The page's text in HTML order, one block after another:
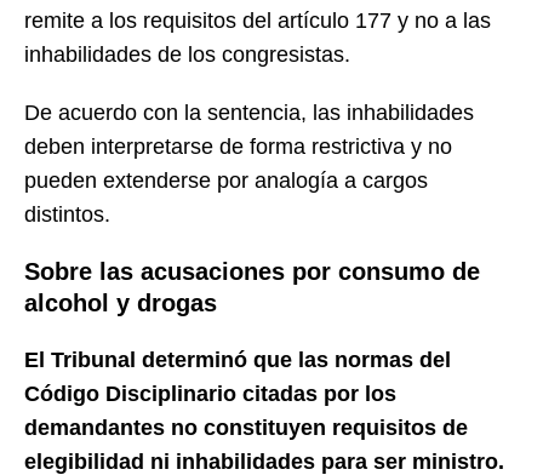
remite a los requisitos del artículo 177 y no a las
inhabilidades de los congresistas.
De acuerdo con la sentencia, las inhabilidades
deben interpretarse de forma restrictiva y no
pueden extenderse por analogía a cargos
distintos.
Sobre las acusaciones por consumo de
alcohol y drogas
El Tribunal determinó que las normas del
Código Disciplinario citadas por los
demandantes no constituyen requisitos de
elegibilidad ni inhabilidades para ser ministro.